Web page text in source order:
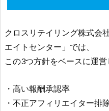
クロスリテイリング株式会
エイトセンター」では、
この3つ方針をベースに運営
・高い報酬承認率
・不正アフィリエイター排